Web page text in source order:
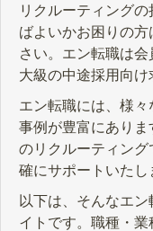
リクルーティング
ばよいかお困りの
さい。エン転職は
大級の中途採用向け
エン転職には、様
事例が豊富にあり
のリクルーティン
確にサポートいたし
以下は、そんなエ
イトです。職種・